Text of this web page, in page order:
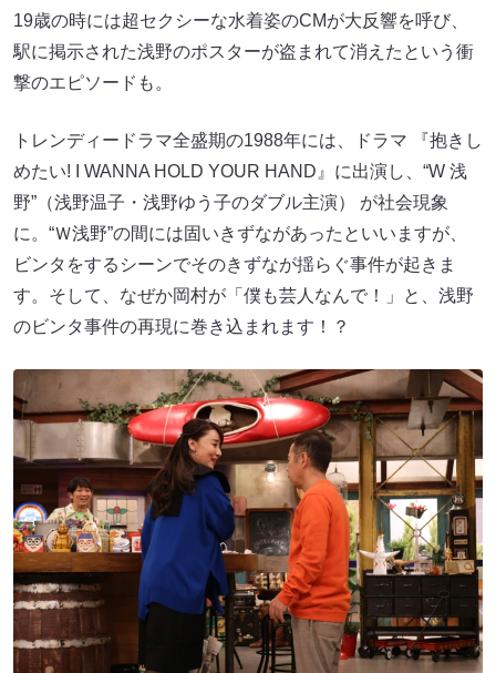
19歳の時には超セクシーな水着姿のCMが大反響を呼び、
駅に掲示された浅野のポスターが盗まれて消えたという衝
撃のエピソードも。
トレンディードラマ全盛期の1988年には、ドラマ 『抱きし
めたい! I WANNA HOLD YOUR HAND』に出演し、“W 浅
野”（浅野温子・浅野ゆう子のダブル主演） が社会現象
に。“Ｗ浅野”の間には固いきずながあったといいますが、
ビンタをするシーンでそのきずなが揺らぐ事件が起きま
す。そして、なぜか岡村が「僕も芸人なんで！」と、浅野
のビンタ事件の再現に巻き込まれます！？